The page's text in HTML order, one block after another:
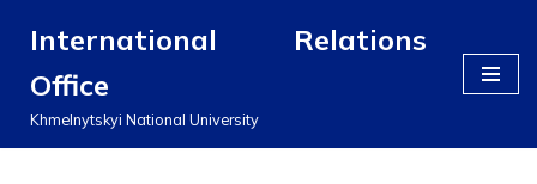
до
вмісту
International Relations
Office
Khmelnytskyi National University